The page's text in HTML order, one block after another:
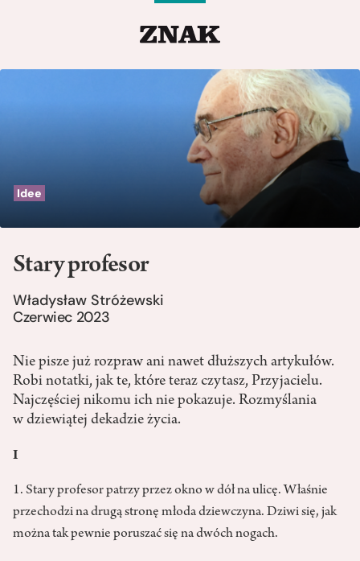
Idee
Stary profesor
Władysław Stróżewski
Czerwiec 2023
Nie pisze już rozpraw ani nawet dłuższych artykułów.
Robi notatki, jak te, które teraz czytasz, Przyjacielu.
Najczęściej nikomu ich nie pokazuje. Rozmyślania
w dziewiątej dekadzie życia.
I
1. Stary profesor patrzy przez okno w dół na ulicę. Właśnie
przechodzi na drugą stronę młoda dziewczyna. Dziwi się, jak
można tak pewnie poruszać się na dwóch nogach.